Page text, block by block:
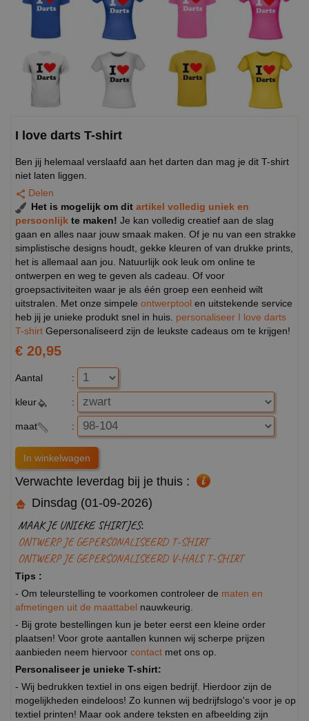
I love darts T-shirt
Ben jij helemaal verslaafd aan het darten dan mag je dit T-shirt
niet laten liggen.
Delen
Het is mogelijk om dit artikel volledig uniek en
persoonlijk te maken! Je kan volledig creatief aan de slag
gaan en alles naar jouw smaak maken. Of je nu van een strakke
simplistische designs houdt, gekke kleuren of van drukke prints,
het is allemaal aan jou. Natuurlijk ook leuk om online te
ontwerpen en weg te geven als cadeau. Of voor
groepsactiviteiten waar je als één groep een eenheid wilt
uitstralen. Met onze simpele ontwerptool en uitstekende service
heb jij je unieke produkt snel in huis. personaliseer I love darts
T-shirt Gepersonaliseerd zijn de leukste cadeaus om te krijgen!
€ 20,95
Aantal :
kleur :
maat :
Verwachte leverdag bij je thuis :
Dinsdag (01-09-2026)
MAAK JE UNIEKE SHIRTJES:
ONTWERP JE GEPERSONALISEERD T-SHIRT
ONTWERP JE GEPERSONALISEERD V-HALS T-SHIRT
Tips :
- Om teleurstelling te voorkomen controleer de maten en
afmetingen uit de maattabel nauwkeurig.
- Bij grote bestellingen kun je beter eerst een kleine order
plaatsen! Voor grote aantallen kunnen wij scherpe prijzen
aanbieden neem hiervoor contact met ons op.
Personaliseer je unieke T-shirt:
- Wij bedrukken textiel in ons eigen bedrijf. Hierdoor zijn de
mogelijkheden eindeloos! Zo kunnen wij bedrijfslogo's voor je op
textiel printen! Maar ook andere teksten en afbeelding zijn